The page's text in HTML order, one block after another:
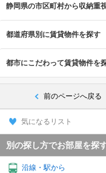
静岡県の市区町村から収納重
都道府県別に賃貸物件を探す
都市にこだわって賃貸物件を
前のページへ戻る
気になるリスト
別の探し方でお部屋を探
沿線・駅から